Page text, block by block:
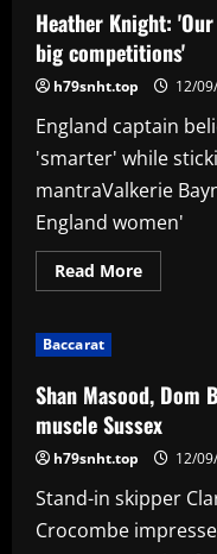
of
DLS
method,
dies
at
the
age
of
84
Heather Knight:
big competitions'
h79snht.top 12/
England captain
'smarter' while
mantraValkerie
England women'
Read MoreRead
more
chance
to
inspire
is
to
win
Baccarat
Shan Masood, Dom
muscle Sussex
h79snht.top 12/
Stand-in skipper
Crocombe